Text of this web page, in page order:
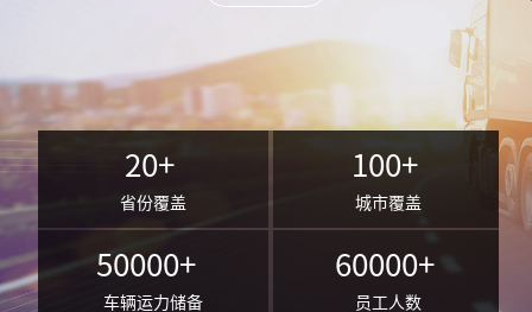
20+
省份覆盖
100+
城市覆盖
50000+
车辆运力储备
60000+
员工人数